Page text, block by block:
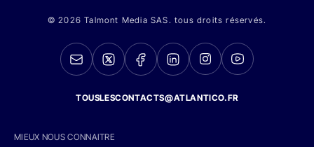
© 2026 Talmont Media SAS. tous droits réservés.
TOUSLESCONTACTS@ATLANTICO.FR
MIEUX NOUS CONNAITRE